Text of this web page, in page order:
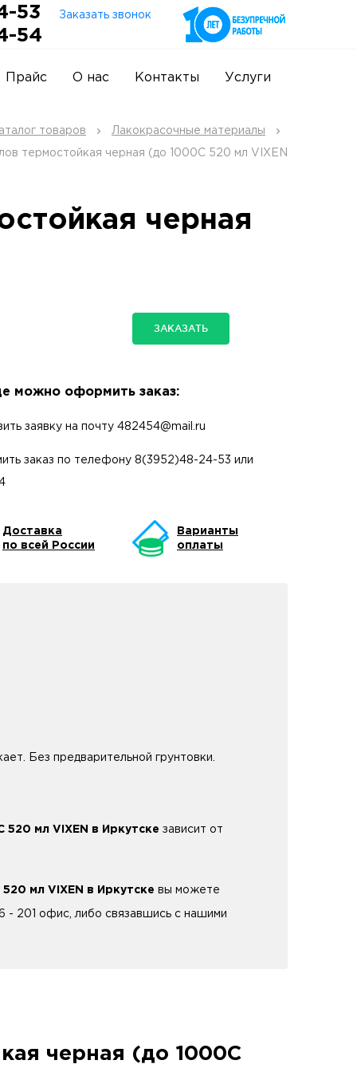
53 Заказать звонок
54
Прайс О нас Контакты Услуги
товаров Лакокрасочные материалы
термостойкая черная (до 1000С 520 мл VIXEN
черная
ЗАКАЗАТЬ
можно оформить заказ:
заявку на почту 482454@mail.ru
заказ по телефону 8(3952)48-24-53 или
Доставка
по всей России
Варианты
оплаты
Без предварительной грунтовки.
мл VIXEN в Иркутске зависит от
мл VIXEN в Иркутске вы можете
- 201 офис, либо связавшись с нашими
черная (до 1000С